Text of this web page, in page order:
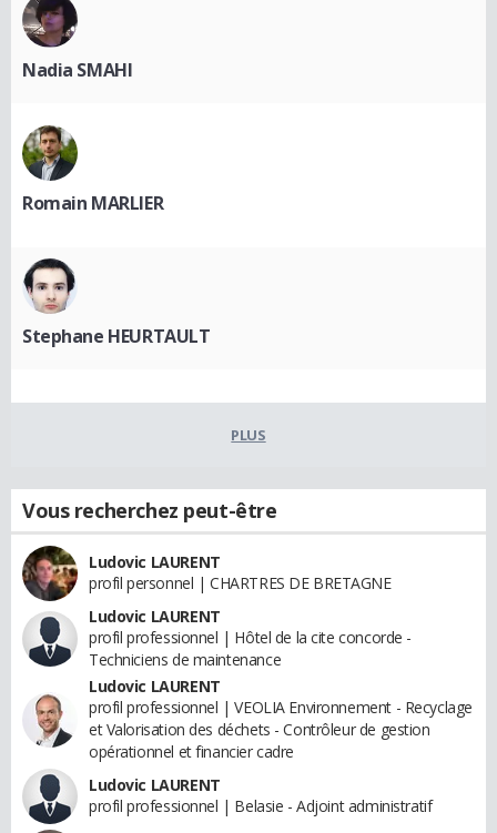
Nadia SMAHI
Romain MARLIER
Stephane HEURTAULT
PLUS
Vous recherchez peut-être
Ludovic LAURENT
profil personnel | CHARTRES DE BRETAGNE
Ludovic LAURENT
profil professionnel | Hôtel de la cite concorde -
Techniciens de maintenance
Ludovic LAURENT
profil professionnel | VEOLIA Environnement - Recyclage
et Valorisation des déchets - Contrôleur de gestion
opérationnel et financier cadre
Ludovic LAURENT
profil professionnel | Belasie - Adjoint administratif